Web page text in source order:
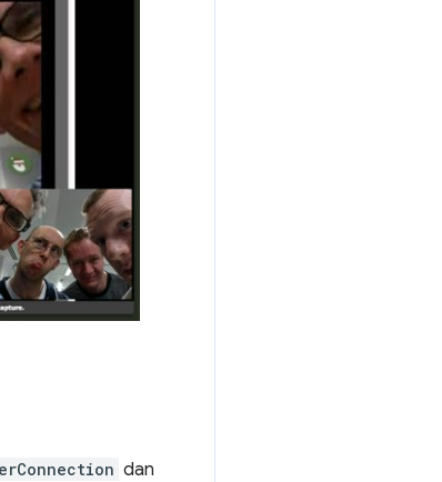
dan